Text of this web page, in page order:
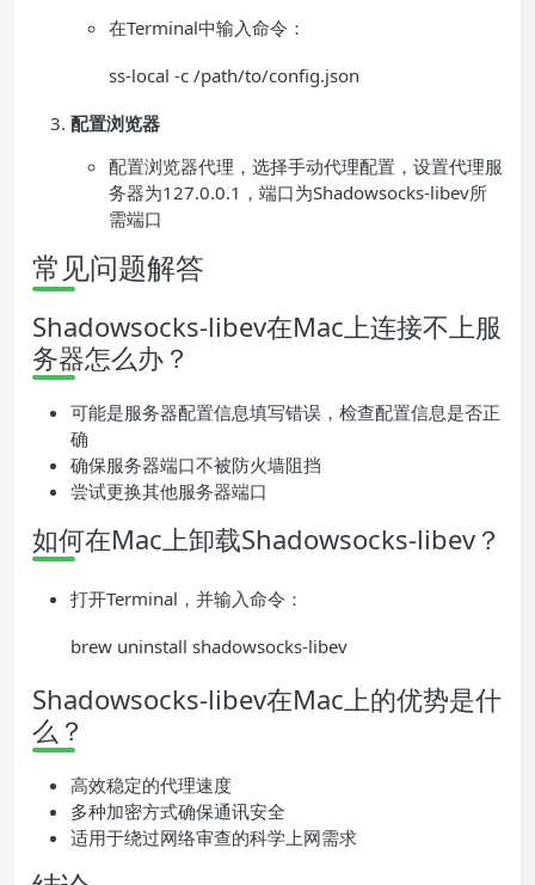
在Terminal中输入命令：
ss-local -c /path/to/config.json
配置浏览器
配置浏览器代理，选择手动代理配置，设置代理服
务器为127.0.0.1，端口为Shadowsocks-libev所
需端口
常见问题解答
Shadowsocks-libev在Mac上连接不上服
务器怎么办？
可能是服务器配置信息填写错误，检查配置信息是否正
确
确保服务器端口不被防火墙阻挡
尝试更换其他服务器端口
如何在Mac上卸载Shadowsocks-libev？
打开Terminal，并输入命令：
brew uninstall shadowsocks-libev
Shadowsocks-libev在Mac上的优势是什
么？
高效稳定的代理速度
多种加密方式确保通讯安全
适用于绕过网络审查的科学上网需求